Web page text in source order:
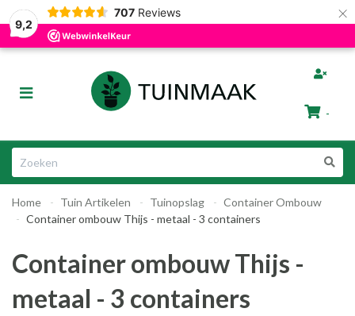
(Tuinafscheiding)
(Tuinmeubelen)
(Dier & Tuin)
9,2
707 Reviews ×
Gratis afhalen in Groningen Razendsnelle Levering
Toggle
-
Winkelwagen
Uw winkelwagen is leeg.
Home Tuin Artikelen Tuinopslag
Container Ombouw
Container ombouw Thijs - metaal - 3 containers
Container ombouw Thijs -
metaal - 3 containers